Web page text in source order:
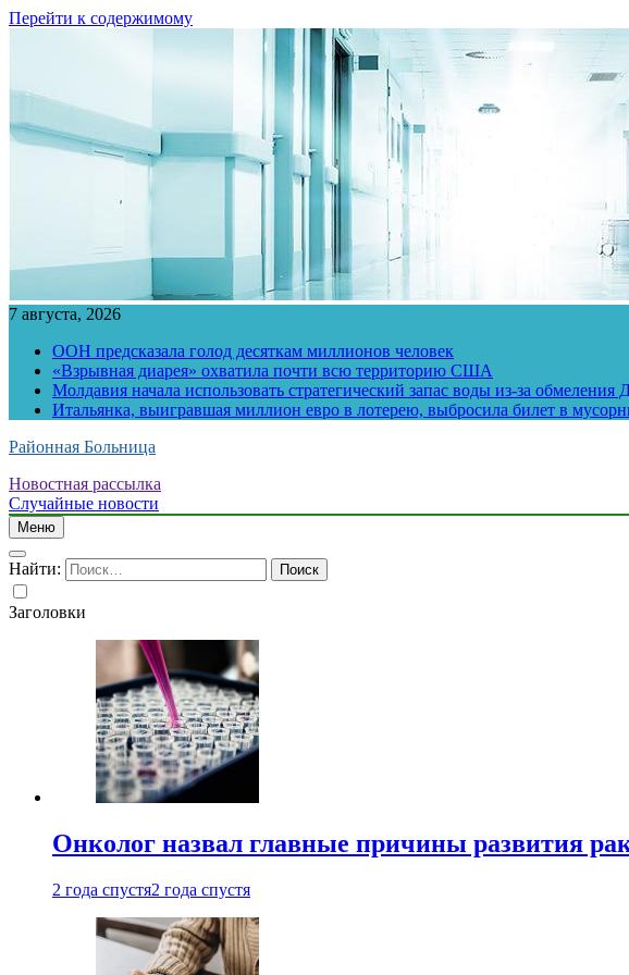
Перейти к содержимому
7 августа, 2026
ООН предсказала голод десяткам миллионов человек
«Взрывная диарея» охватила почти всю территорию США
Молдавия начала использовать стратегический запас воды из-за обмеления
Итальянка, выигравшая миллион евро в лотерею, выбросила билет в
Районная Больница
Новостная рассылка
Случайные новости
Меню
Найти:
Заголовки
Онколог назвал главные причины развития
2 года спустя2 года спустя